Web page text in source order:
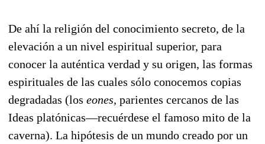
De ahí la religión del conocimiento secreto, de la
elevación a un nivel espiritual superior, para
conocer la auténtica verdad y su origen, las formas
espirituales de las cuales sólo conocemos copias
degradadas (los eones, parientes cercanos de las
Ideas platónicas—recuérdese el famoso mito de la
caverna). La hipótesis de un mundo creado por un